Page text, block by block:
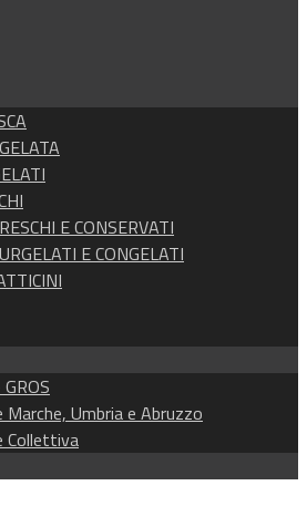
E CONSERVATI
E CONGELATI
Umbria e Abruzzo
Collettiva